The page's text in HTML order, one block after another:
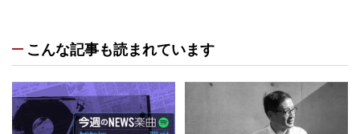
こんな記事も読まれています